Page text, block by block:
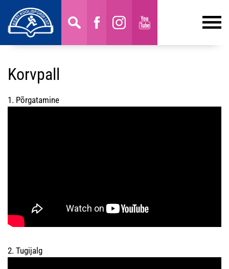
Korvpall
1. Põrgatamine
2. Tugijalg